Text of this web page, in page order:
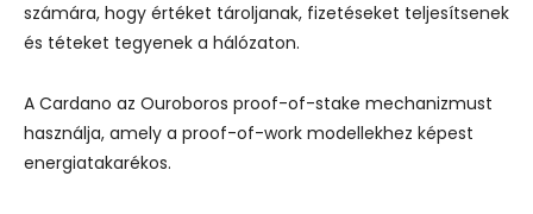
számára, hogy értéket tároljanak, fizetéseket teljesítsenek
és téteket tegyenek a hálózaton.
A Cardano az Ouroboros proof-of-stake mechanizmust
használja, amely a proof-of-work modellekhez képest
energiatakarékos.